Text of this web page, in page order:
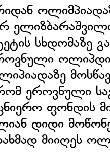
სხდომაზე
ეროვნული
ფონდის
დიდი
მიიღეს